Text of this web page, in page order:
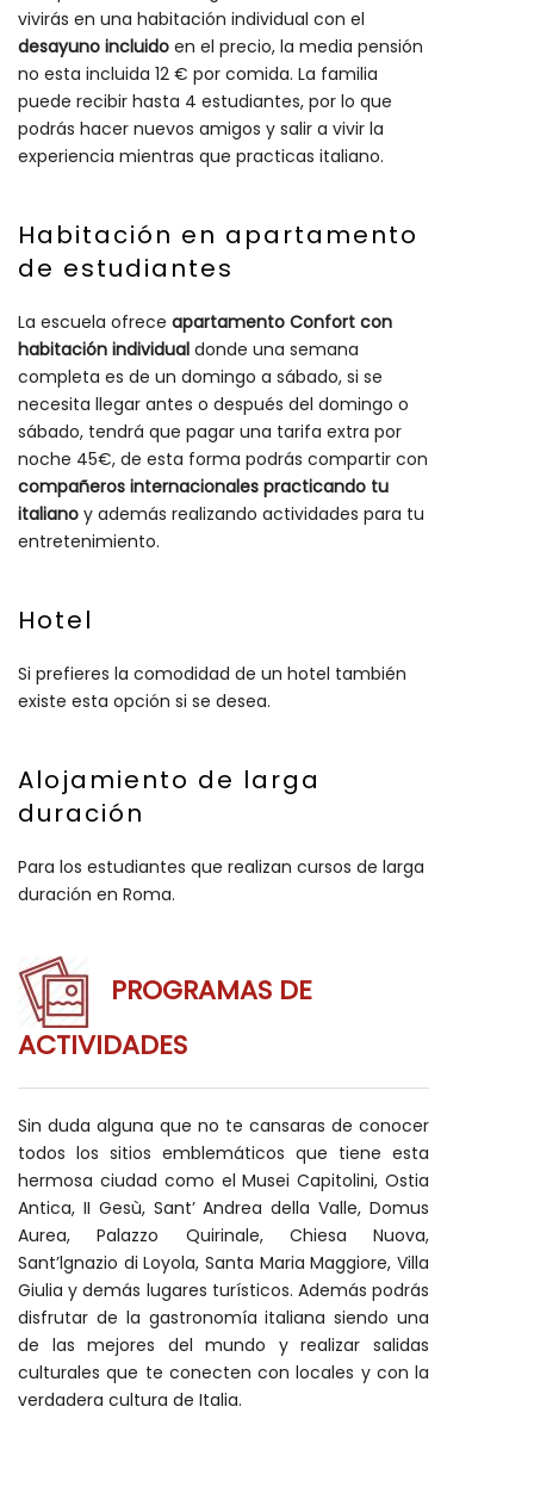
vivirás en una habitación individual con el
desayuno incluido en el precio, la media pensión
no esta incluida 12 € por comida. La familia
puede recibir hasta 4 estudiantes, por lo que
podrás hacer nuevos amigos y salir a vivir la
experiencia mientras que practicas italiano.
Habitación en apartamento
de estudiantes
La escuela ofrece apartamento Confort con
habitación individual donde una semana
completa es de un domingo a sábado, si se
necesita llegar antes o después del domingo o
sábado, tendrá que pagar una tarifa extra por
noche 45€, de esta forma podrás compartir con
compañeros internacionales practicando tu
italiano y además realizando actividades para tu
entretenimiento.
Hotel
Si prefieres la comodidad de un hotel también
existe esta opción si se desea.
Alojamiento de larga
duración
Para los estudiantes que realizan cursos de larga
duración en Roma.
PROGRAMAS DE
ACTIVIDADES
Sin duda alguna que no te cansaras de conocer
todos los sitios emblemáticos que tiene esta
hermosa ciudad como el Musei Capitolini, Ostia
Antica, II Gesù, Sant’ Andrea della Valle, Domus
Aurea, Palazzo Quirinale, Chiesa Nuova,
Sant’lgnazio di Loyola, Santa Maria Maggiore, Villa
Giulia y demás lugares turísticos. Además podrás
disfrutar de la gastronomía italiana siendo una
de las mejores del mundo y realizar salidas
culturales que te conecten con locales y con la
verdadera cultura de Italia.